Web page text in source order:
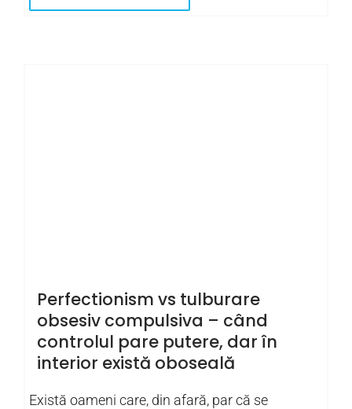
Perfectionism vs tulburare
obsesiv compulsiva – când
controlul pare putere, dar în
interior există oboseală
Există oameni care, din afară, par că se